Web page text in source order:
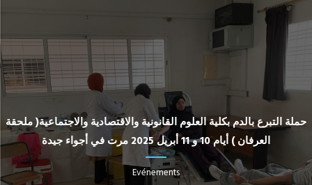
حملة التبرع بالدم بكلية العلوم القانونية والاقتصادية والاجتماعية( ملحقة
العرفان ) أيام 10 و 11 أبريل 2025 مرت في أجواء جيدة
Evénements